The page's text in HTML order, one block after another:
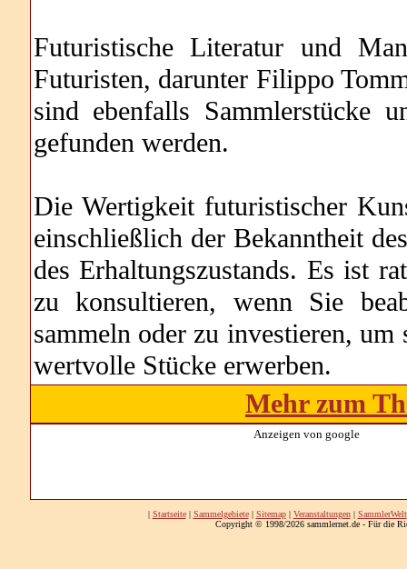
Futuristische Literatur und
Futuristen, darunter Filippo
sind ebenfalls Sammlerstücke
gefunden werden.
Die Wertigkeit futuristischer
einschließlich der Bekanntheit
des Erhaltungszustands. Es ist
zu konsultieren, wenn Sie
sammeln oder zu investieren, um
wertvolle Stücke erwerben.
Mehr zum
Anzeigen von google
| Startseite| Sammelgebiete| Sitemap| Veranstaltungen| SammlerWelt
Copyright © 1998/2026 sammlernet.de - Für die